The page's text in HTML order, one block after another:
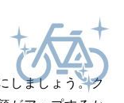
しましょう。ク